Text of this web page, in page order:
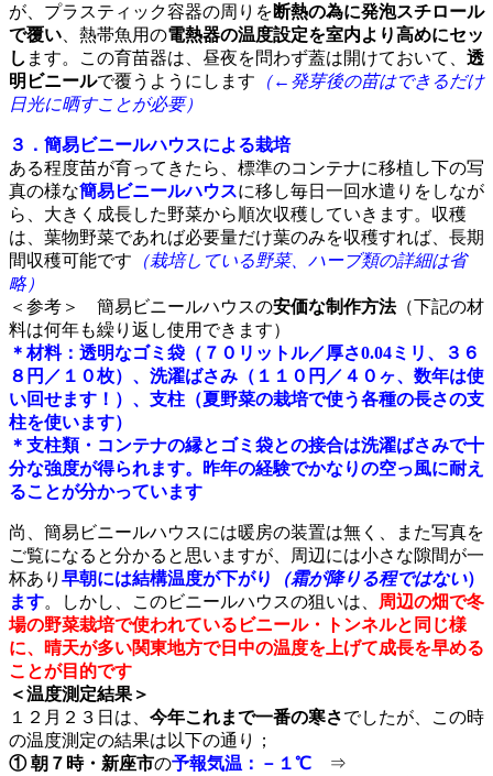
が、プラスティック容器の周りを断熱の為に発泡スチロール
で覆い、熱帯魚用の電熱器の温度設定を室内より高めにセッ
し ます。この育苗器は、昼夜を問わず蓋は開けておいて、 透
明ビニールで覆うようにします （←発芽後の苗はできるだけ
日光に晒すことが必要）
３．簡易ビニールハウスによる栽培
ある程度苗が育ってきたら、標準のコンテナに移植し下の写
真の様な簡易ビニールハウスに移し毎日一回水遣りをしなが
ら、大きく成長した野菜から順次収穫していきます。収穫
は、葉物野菜であれば必要量だけ葉のみを収穫すれば、長期
間収穫可能です （栽培している野菜、ハーブ類の詳細は省
略）
＜参考＞ 簡易ビニールハウスの安価な制作方法（下記の材
料は何年も繰り返し使用できます）
＊材料：透明なゴミ袋（７０リットル／厚さ0.04ミリ、３６
８円／１０枚）、洗濯ばさみ（１１０円／４０ヶ、数年は使
い回せます！）、 支柱（夏野菜の栽培で使う各種の長さの支
柱を使います）
＊支柱類・コンテナの縁とゴミ袋との接合は洗濯ばさみで十
分な強度が得られます。昨年の経験でかなりの空っ風に耐え
ることが分かっています
尚、簡易ビニールハウスには暖房の装置は無く、また写真を
ご覧になると分かると思いますが、周辺には小さな隙間が一
杯あり 早朝には結構温度が下がり （霜が降りる程ではない）
ます。しかし、このビニールハウスの狙いは、 周辺の畑で冬
場の野菜栽培で使われているビニール・トンネルと同じ様
に、晴天が多い関東地方で日中の温度を上げて成長を早める
ことが目的です
＜温度測定結果＞
１２月２３日は、 今年これまで一番の寒さでしたが、この時
の温度測定の結果は以下の通り；
① 朝７時・新座市の予報気温：－１℃ ⇒